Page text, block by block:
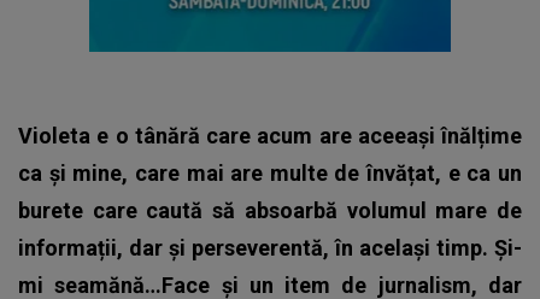
Violeta e o tânără care acum are aceeași înălțime
ca și mine, care mai are multe de învățat, e ca un
burete care caută să absoarbă volumul mare de
informații, dar și perseverentă, în același timp. Și-
mi seamănă…Face și un item de jurnalism, dar